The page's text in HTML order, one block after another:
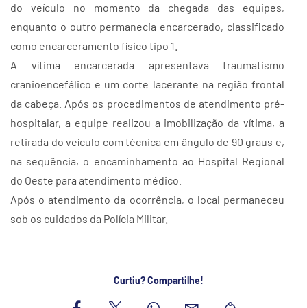
do veículo no momento da chegada das equipes,
enquanto o outro permanecia encarcerado, classificado
como encarceramento físico tipo 1.
A vítima encarcerada apresentava traumatismo
cranioencefálico e um corte lacerante na região frontal
da cabeça. Após os procedimentos de atendimento pré-
hospitalar, a equipe realizou a imobilização da vítima, a
retirada do veículo com técnica em ângulo de 90 graus e,
na sequência, o encaminhamento ao Hospital Regional
do Oeste para atendimento médico.
Após o atendimento da ocorrência, o local permaneceu
sob os cuidados da Polícia Militar.
Curtiu? Compartilhe!